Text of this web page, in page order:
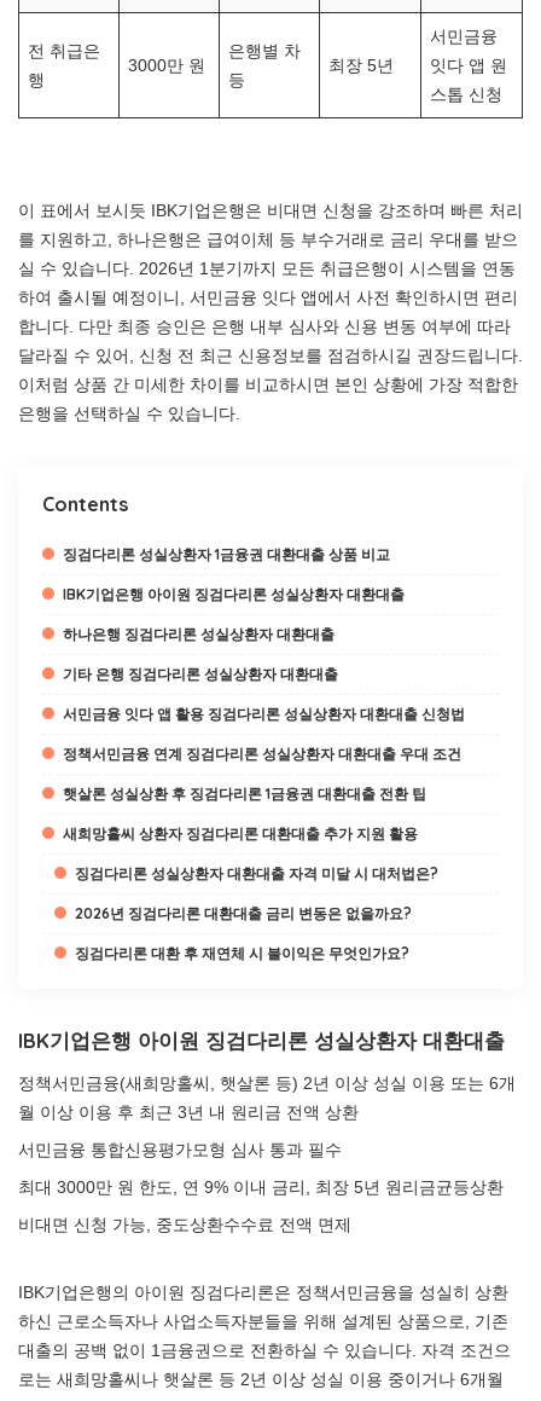
전 취급은
행
3000만 원
은행별 차
등
최장 5년
서민금융
잇다 앱 원
스톱 신청
이 표에서 보시듯 IBK기업은행은 비대면 신청을 강조하며 빠른 처리
를 지원하고, 하나은행은 급여이체 등 부수거래로 금리 우대를 받으
실 수 있습니다. 2026년 1분기까지 모든 취급은행이 시스템을 연동
하여 출시될 예정이니, 서민금융 잇다 앱에서 사전 확인하시면 편리
합니다. 다만 최종 승인은 은행 내부 심사와 신용 변동 여부에 따라
달라질 수 있어, 신청 전 최근 신용정보를 점검하시길 권장드립니다.
이처럼 상품 간 미세한 차이를 비교하시면 본인 상황에 가장 적합한
은행을 선택하실 수 있습니다.
Contents
징검다리론 성실상환자 1금융권 대환대출 상품 비교
IBK기업은행 아이원 징검다리론 성실상환자 대환대출
하나은행 징검다리론 성실상환자 대환대출
기타 은행 징검다리론 성실상환자 대환대출
서민금융 잇다 앱 활용 징검다리론 성실상환자 대환대출 신청법
정책서민금융 연계 징검다리론 성실상환자 대환대출 우대 조건
햇살론 성실상환 후 징검다리론 1금융권 대환대출 전환 팁
새희망홀씨 상환자 징검다리론 대환대출 추가 지원 활용
징검다리론 성실상환자 대환대출 자격 미달 시 대처법은?
2026년 징검다리론 대환대출 금리 변동은 없을까요?
징검다리론 대환 후 재연체 시 불이익은 무엇인가요?
IBK기업은행 아이원 징검다리론 성실상환자 대환대출
정책서민금융(새희망홀씨, 햇살론 등) 2년 이상 성실 이용 또는 6개
월 이상 이용 후 최근 3년 내 원리금 전액 상환
서민금융 통합신용평가모형 심사 통과 필수
최대 3000만 원 한도, 연 9% 이내 금리, 최장 5년 원리금균등상환
비대면 신청 가능, 중도상환수수료 전액 면제
IBK기업은행의 아이원 징검다리론은 정책서민금융을 성실히 상환
하신 근로소득자나 사업소득자분들을 위해 설계된 상품으로, 기존
대출의 공백 없이 1금융권으로 전환하실 수 있습니다. 자격 조건으
로는 새희망홀씨나 햇살론 등 2년 이상 성실 이용 중이거나 6개월